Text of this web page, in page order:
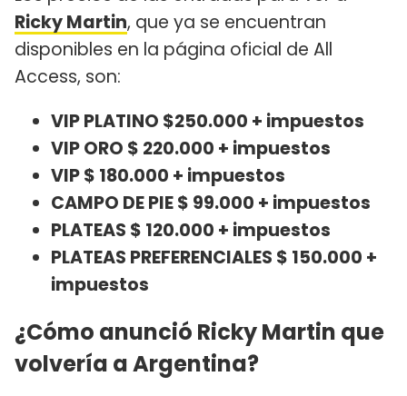
Ricky Martin, que ya se encuentran
disponibles en la página oficial de All
Access, son:
VIP PLATINO $250.000 + impuestos
VIP ORO $ 220.000 + impuestos
VIP $ 180.000 + impuestos
CAMPO DE PIE $ 99.000 + impuestos
PLATEAS $ 120.000 + impuestos
PLATEAS PREFERENCIALES $ 150.000 +
impuestos
¿Cómo anunció Ricky Martin que
volvería a Argentina?